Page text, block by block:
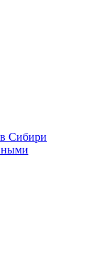
Сибири